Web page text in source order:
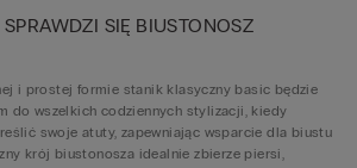
SIĘ BIUSTONOSZ
i prostej formie stanik klasyczny basic będzie
do wszelkich codziennych stylizacji, kiedy
swoje atuty, zapewniając wsparcie dla biustu
krój biustonosza idealnie zbierze piersi,